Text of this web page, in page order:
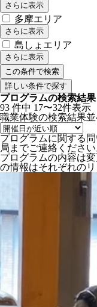
さらに表示
多摩エリア
さらに表示
島しょエリア
さらに表示
詳しい条件で探す
プログラムの検索結果
93 件中 17〜32件表示
職業体験の検索結果
プログラムに関する
局までご連絡ください
プログラムの内容は
の情報はそれぞれの